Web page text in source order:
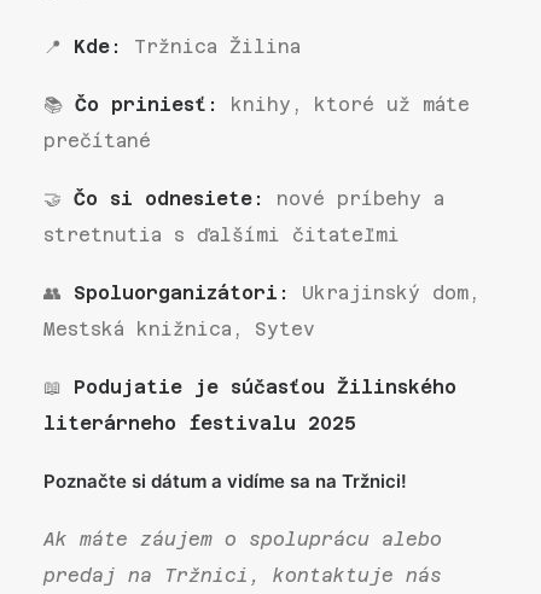
📍 Kde: Tržnica Žilina
📚 Čo priniesť:
knihy, ktoré už máte
prečítané
🤝 Čo si odnesiete:
nové príbehy a
stretnutia s ďalšími čitateľmi
👥 Spoluorganizátori:
Ukrajinský dom,
Mestská knižnica, Sytev
📖 Podujatie je súčasťou Žilinského
literárneho festivalu 2025
Poznačte si dátum a vidíme sa na Tržnici!
Ak máte záujem o spoluprácu alebo
predaj na Tržnici, kontaktuje nás